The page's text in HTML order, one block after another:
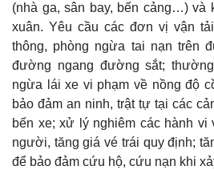
(nhà ga, sân bay, bến cảng…) và
xuân. Yêu cầu các đơn vị vận
thông, phòng ngừa tai nạn trên
đường ngang đường sắt;
ngừa lái xe vi phạm về nồng độ
bảo đảm an ninh, trật tự tại các
bến xe; xử lý nghiêm các hành
người, tăng giá vé trái quy định;
để bảo đảm cứu hộ, cứu nạn khi